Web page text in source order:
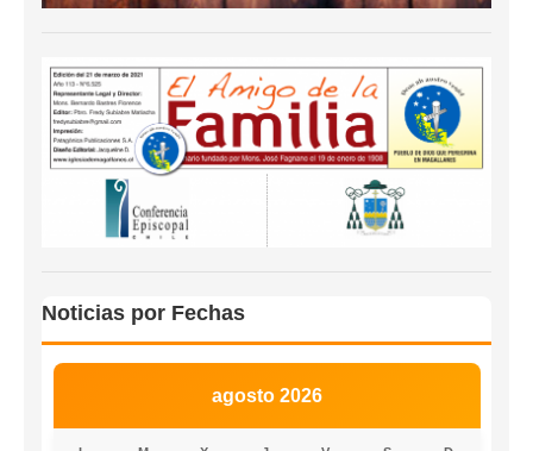
Noticias por Fechas
agosto 2026